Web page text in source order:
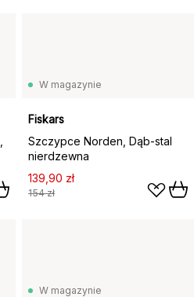
W magazynie
Fiskars
Szczypce Norden, Dąb-stal
nierdzewna
139,90 zł
154 zł
W magazynie